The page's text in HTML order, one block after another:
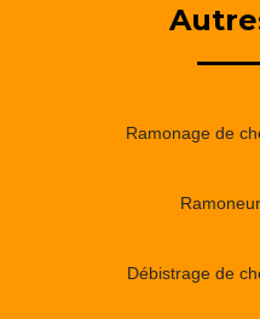
Ramonage de
Débistrage de